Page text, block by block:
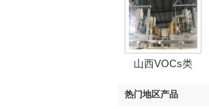
山西VOCs类
热门地区产品